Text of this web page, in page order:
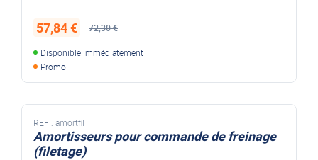
72,30 €
57,84 €
Disponible immédiatement
Promo
REF : amortfil
Amortisseurs pour commande de freinage
(filetage)